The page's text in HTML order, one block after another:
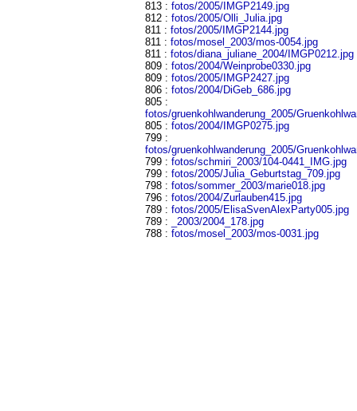
813 :fotos/2005/IMGP2149.jpg
812 :fotos/2005/Olli_Julia.jpg
811 :fotos/2005/IMGP2144.jpg
811 :fotos/mosel_2003/mos-0054.jpg
811 :fotos/diana_juliane_2004/IMGP0212.jpg
809 :fotos/2004/Weinprobe0330.jpg
809 :fotos/2005/IMGP2427.jpg
806 :fotos/2004/DiGeb_686.jpg
805 :
fotos/gruenkohlwanderung_2005/
805 :fotos/2004/IMGP0275.jpg
799 :
fotos/gruenkohlwanderung_2005/
799 :fotos/schmiri_2003/104-0441_IMG.jpg
799 :fotos/2005/Julia_Geburtstag_709.jpg
798 :fotos/sommer_2003/marie018.jpg
796 :fotos/2004/Zurlauben415.jpg
789 :fotos/2005/ElisaSvenAlexParty005.jpg
789 :
_2003/2004_178.jpg
788 :fotos/mosel_2003/mos-0031.jpg